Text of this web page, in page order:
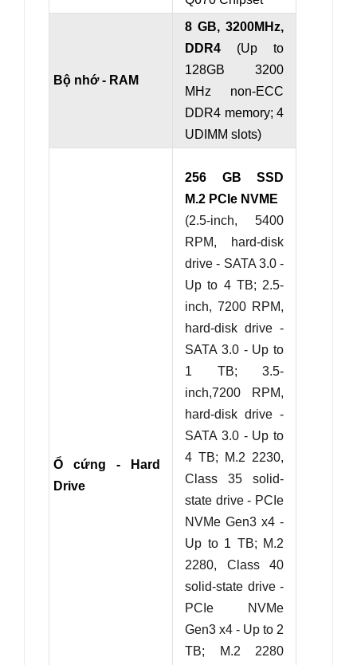
Bộ nhớ - RAM
8 GB, 3200MHz,
DDR4
(Up to
128GB 3200
MHz non-ECC
DDR4 memory; 4
UDIMM slots)
Ổ cứng - Hard
Drive
256 GB SSD
M.2 PCIe NVME
(2.5-inch, 5400
RPM, hard-disk
drive - SATA 3.0 -
Up to 4 TB; 2.5-
inch, 7200 RPM,
hard-disk drive -
SATA 3.0 - Up to
1 TB; 3.5-
inch,7200 RPM,
hard-disk drive -
SATA 3.0 - Up to
4 TB;
M.2 2230,
Class 35 solid-
state drive - PCIe
NVMe Gen3 x4 -
Up to 1 TB; M.2
2280, Class 40
solid-state drive -
PCIe NVMe
Gen3 x4 - Up to 2
TB;
M.2 2280